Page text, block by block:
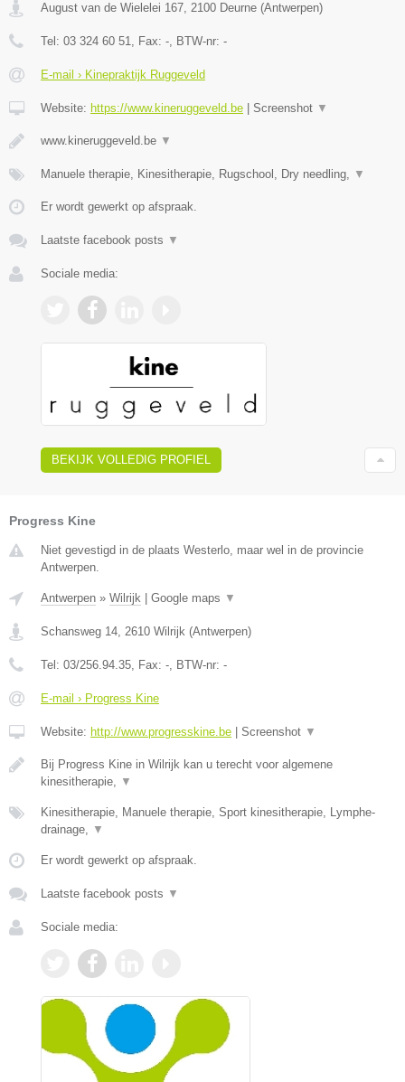
August van de Wielelei 167, 2100 Deurne (Antwerpen)
Tel: 03 324 60 51, Fax: -, BTW-nr: -
E-mail › Kinepraktijk Ruggeveld
Website: https://www.kineruggeveld.be Screenshot ▼
www.kineruggeveld.be ▼
Manuele therapie, Kinesitherapie, Rugschool, Dry needling, ▼
Er wordt gewerkt op afspraak.
Laatste facebook posts ▼
Sociale media:
BEKIJK VOLLEDIG PROFIEL
Progress Kine
Niet gevestigd in de plaats Westerlo, maar wel in de provincie
Antwerpen.
Antwerpen » Wilrijk | Google maps ▼
Schansweg 14 2610 Wilrijk (Antwerpen)
Tel: 03/256.94.35 , Fax: - , BTW-nr: -
E-mail › Progress Kine
Website: http://www.progresskine.be | Screenshot ▼
Bij Progress Kine in Wilrijk kan u terecht voor algemene
kinesitherapie,
▼
Kinesitherapie, Manuele therapie, Sport kinesitherapie, Lymphe-
drainage,
▼
Er wordt gewerkt op afspraak.
Laatste facebook posts ▼
Sociale media: